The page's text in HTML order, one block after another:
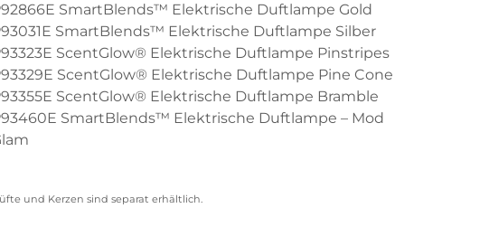
SmartBlends™ Elektrische Duftlampe Gold
SmartBlends™ Elektrische Duftlampe Silber
ScentGlow® Elektrische Duftlampe Pinstripes
ScentGlow® Elektrische Duftlampe Pine Cone
ScentGlow® Elektrische Duftlampe Bramble
SmartBlends™ Elektrische Duftlampe – Mod
und Kerzen sind separat erhältlich.